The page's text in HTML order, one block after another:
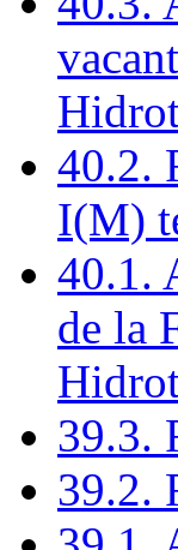
40.2.
I(M)
40.1.
de la
39.3.
39.2.